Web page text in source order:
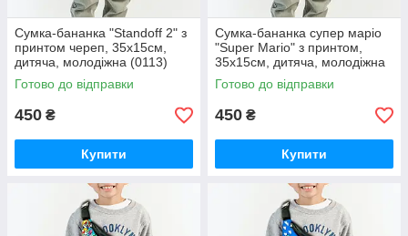
Сумка-бананка "Standoff 2" з
принтом череп, 35х15см,
дитяча, молодіжна (0113)
Готово до відправки
450 ₴
Купити
Сумка-бананка супер маріо
"Super Mario" з принтом,
35х15см, дитяча, молодіжна
(0114)
Готово до відправки
450 ₴
Купити